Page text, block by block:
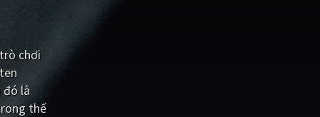
chơi
đó là
thế